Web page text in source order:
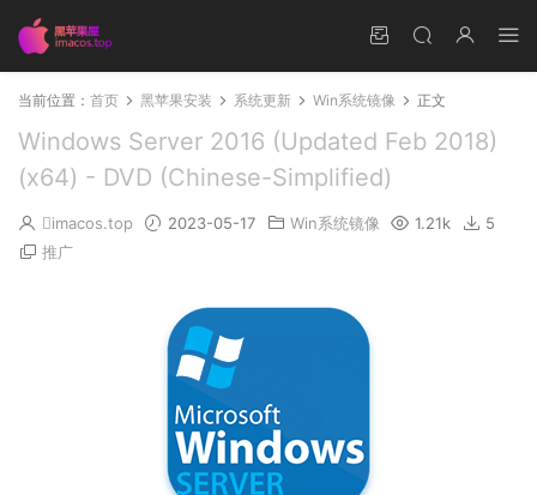
当前位置： 首页 黑苹果安装 系统更新 Win系统镜像 正文
Windows Server 2016 (Updated Feb 2018)
(x64) - DVD (Chinese-Simplified)
imacos.top 2023-05-17 Win系统镜像 1.21k
5
推广